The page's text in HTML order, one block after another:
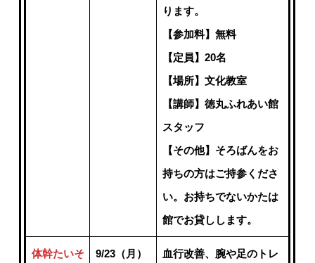
ります。
【参加料】無料
【定員】20名
【場所】文化教室
【講師】徳丸ふれあい館
スタッフ
【その他】そろばんをお
持ちの方はご持参くださ
い。お持ちでないかたは
館でお貸しします。
体幹たいそ
9/23（月）
血行改善、腕や足のトレ